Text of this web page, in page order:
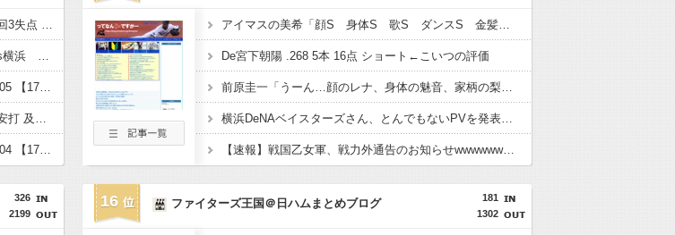
【試合結果】阪神vs横浜 2026/08/06 【大竹6回3失点 ガルシア2安打3打点1HR 森下1安打2打点 近本2安打1打点 大山＆高寺1安打1打点 中野2安打 】
【阪神スタメン】2(二)中野 6(左)ガルシア vs横浜 【17:45試合開始予定】 2026/08/06
【阪神スタメン】2(右)森下 vs横浜 2026/08/05 【17:45試合開始予定】
【試合結果】阪神vs横浜 2026/08/04 【元山2安打 及川＆岩崎1回無失点】
【阪神スタメン】6(左)高寺 vs横浜 2026/08/04 【17:45試合開始予定】
アイマスの美希「顔S 身体S 歌S ダンスS 金髪だが茶髪オプション付き」←これ
De宮下朝陽 .268 5本 16点 ショート←こいつの評価
前原圭一「うーん…顔のレナ、身体の魅音、家柄の梨花、性格の詩音かぁ…」
横浜DeNAベイスターズさん、とんでもないPVを発表してしまうwwwwwwwwwwww
【速報】戦国乙女軍、戦力外通告のお知らせwwwwwwwwwwwwwwwwwwwww
326
2199
16
181
1302
ファイターズ王国＠日ハムまとめブログ